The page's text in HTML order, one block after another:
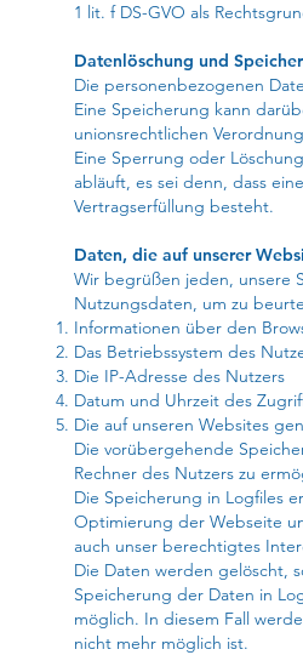
1 lit. f DS-GVO als
Datenlöschung und
Die personenbezogenen
Eine Speicherung kann
unionsrechtlichen
Eine Sperrung oder
abläuft, es sei denn, dass
Vertragserfüllung besteht.
Daten, die auf unserer
Wir begrüßen jeden, unsere
Nutzungsdaten, um zu
Informationen über den
Das Betriebssystem des
Die IP-Adresse des Nutzers
Datum und Uhrzeit des
Die auf unseren Websites
Die vorübergehende
Rechner des Nutzers zu
Die Speicherung in Logfiles
Optimierung der Webseite
auch unser berechtigtes
Die Daten werden gelöscht,
Speicherung der Daten in
möglich. In diesem Fall
nicht mehr möglich ist.